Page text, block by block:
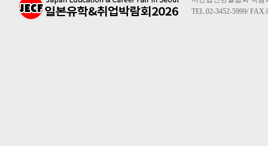
TEL.02-3452-5999/